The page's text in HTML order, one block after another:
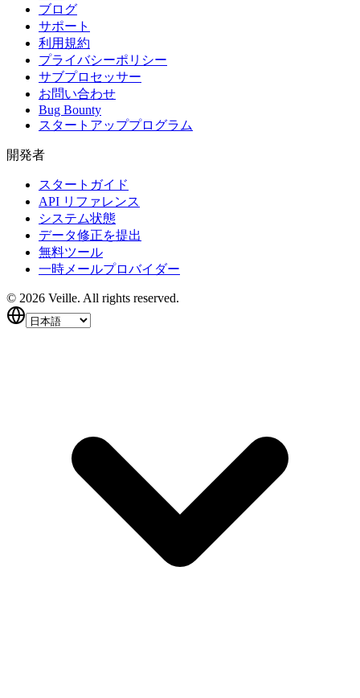
ブログ
サポート
利用規約
プライバシーポリシー
サブプロセッサー
お問い合わせ
Bug Bounty
スタートアッププログラム
開発者
スタートガイド
API リファレンス
システム状態
データ修正を提出
無料ツール
一時メールプロバイダー
© 2026 Veille. All rights reserved.